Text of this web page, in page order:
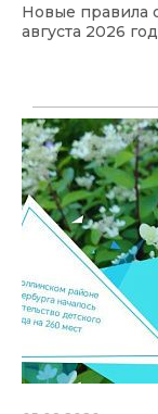
Новые правила
августа 2026